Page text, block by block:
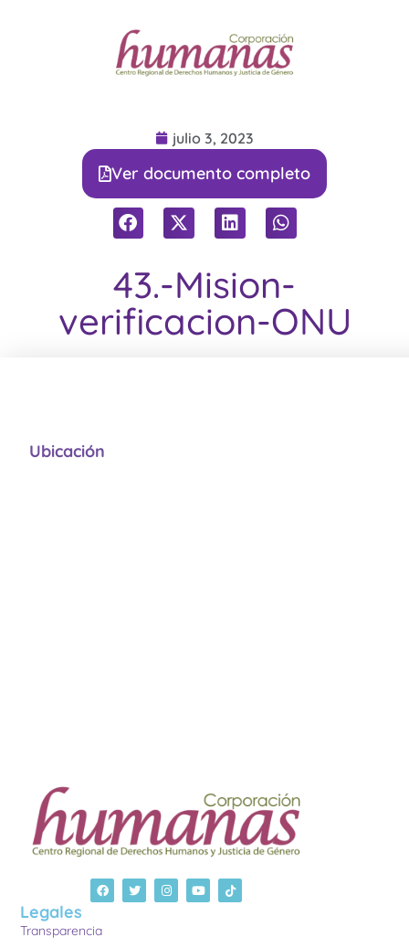
43.-Mision-
verificacion-ONU
julio 3, 2023
Ver documento completo
Legales
Transparencia
Ubicación